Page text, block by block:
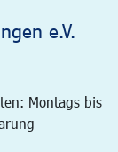
e.V.
Montags bis